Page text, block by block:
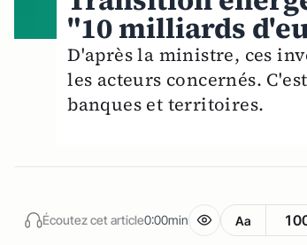
"10 milliards
D'après la ministre, ces
les acteurs concernés.
banques et territoires.
Écoutez cet article0:00min Aa